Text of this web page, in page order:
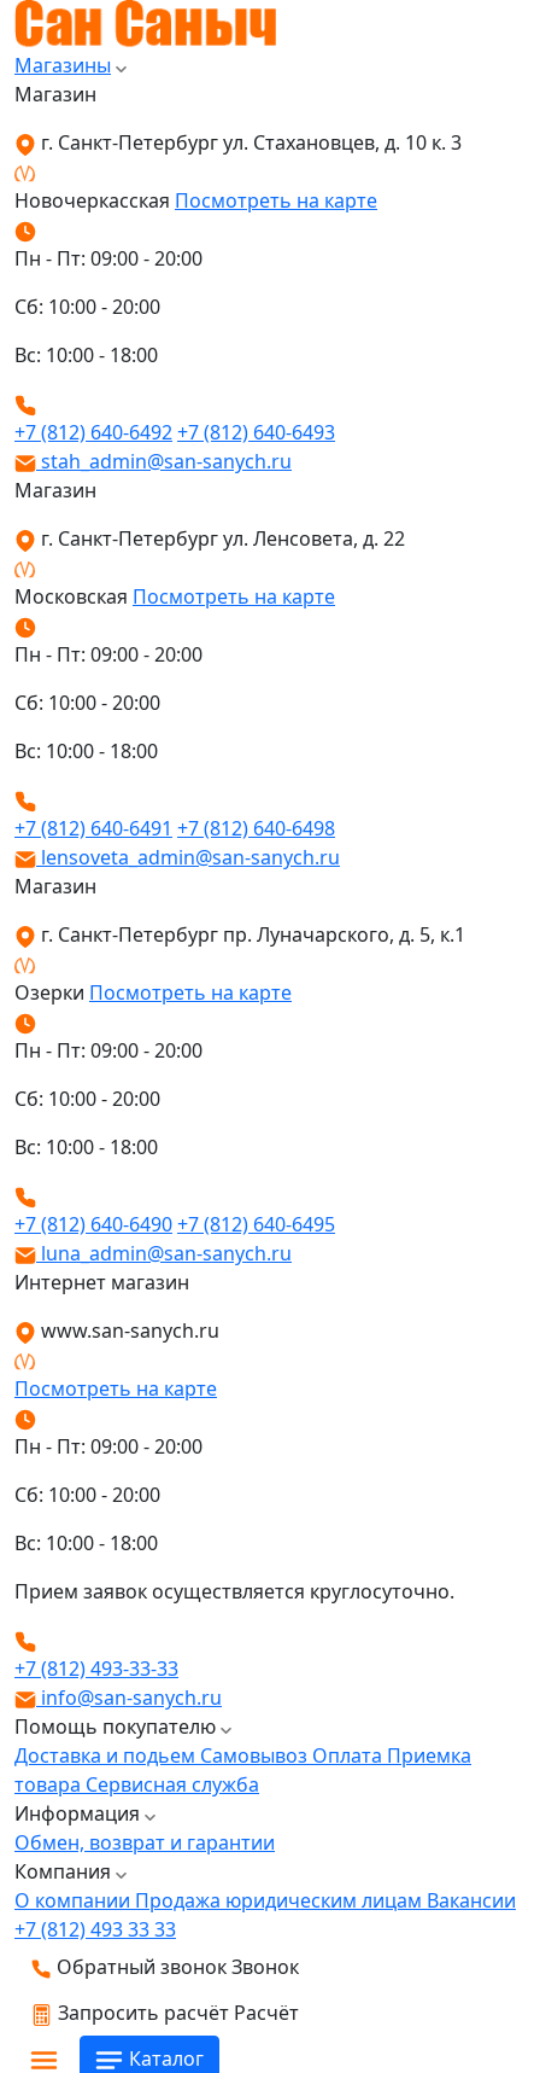
Магазины
Магазин
г. Санкт-Петербург ул. Стахановцев, д. 10 к. 3
Новочеркасская Посмотреть на карте
Пн - Пт: 09:00 - 20:00
Сб: 10:00 - 20:00
Вс: 10:00 - 18:00
+7 (812) 640-6492+7 (812) 640-6493
stah_admin@san-sanych.ru
Магазин
г. Санкт-Петербург ул. Ленсовета, д. 22
Московская Посмотреть на карте
Пн - Пт: 09:00 - 20:00
Сб: 10:00 - 20:00
Вс: 10:00 - 18:00
+7 (812) 640-6491 +7 (812) 640-6498
lensoveta_admin@san-sanych.ru
Магазин
г. Санкт-Петербург пр. Луначарского, д. 5, к.1
Озерки Посмотреть на карте
Пн - Пт: 09:00 - 20:00
Сб: 10:00 - 20:00
Вс: 10:00 - 18:00
+7 (812) 640-6490+7 (812) 640-6495
luna_admin@san-sanych.ru
Интернет магазин
www.san-sanych.ru
Посмотреть на карте
Пн - Пт: 09:00 - 20:00
Сб: 10:00 - 20:00
Вс: 10:00 - 18:00
Прием заявок осуществляется круглосуточно.
+7 (812) 493-33-33
info@san-sanych.ru
Помощь покупателю
Доставка и подьем Самовывоз Оплата Приемка
товара Сервисная служба
Информация
Обмен, возврат и гарантии
Компания
О компании Продажа юридическим лицам Вакансии
+7 (812) 493 33 33
Обратный звонокЗвонок
Запросить расчёт Расчёт
Каталог